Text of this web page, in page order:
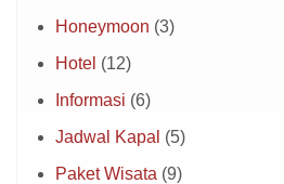
Honeymoon (3)
Hotel (12)
Informasi (6)
Jadwal Kapal (5)
Paket Wisata (9)